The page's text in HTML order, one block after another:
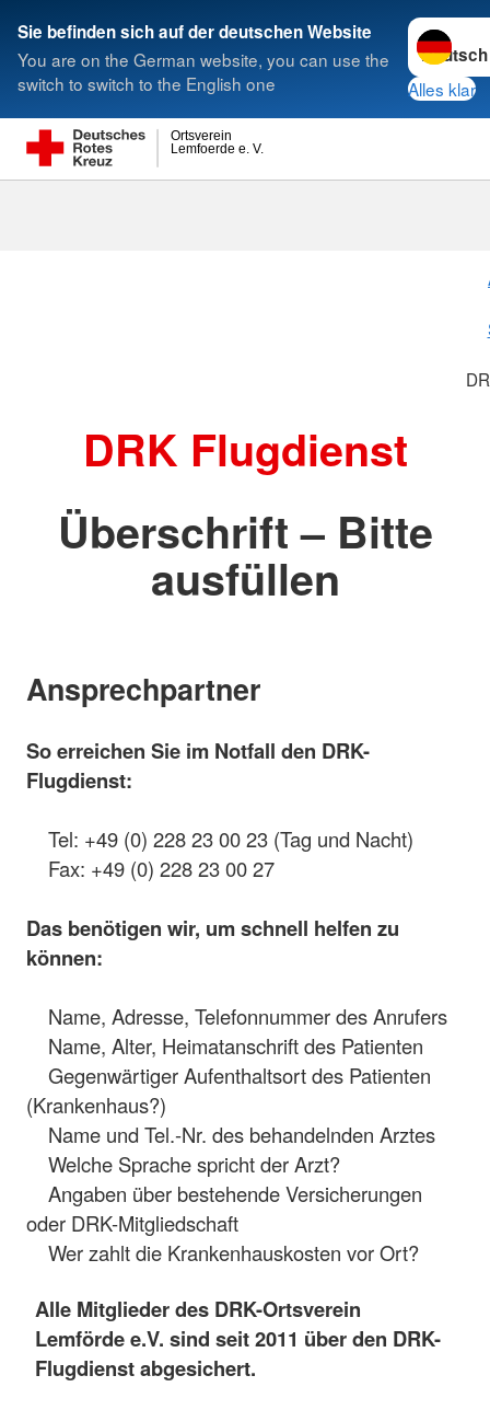
Sie befinden sich auf der deutschen Website
You are on the German website, you can use the
switch to switch to the English one
Sprache
Alles klar
Lemfoerde e. V.
Ortsverein
Suche
DRK Flugdienst
Überschrift – Bitte
ausfüllen
Ansprechpartner
So erreichen Sie im Notfall den DRK-
Flugdienst:
Tel: +49 (0) 228 23 00 23 (Tag und Nacht)
Fax: +49 (0) 228 23 00 27
Das benötigen wir, um schnell helfen zu
können:
Name, Adresse, Telefonnummer des Anrufers
Name, Alter, Heimatanschrift des Patienten
Gegenwärtiger Aufenthaltsort des Patienten
(Krankenhaus?)
Name und Tel.-Nr. des behandelnden Arztes
Welche Sprache spricht der Arzt?
Angaben über bestehende Versicherungen
oder DRK-Mitgliedschaft
Wer zahlt die Krankenhauskosten vor Ort?
Alle Mitglieder des DRK-Ortsverein
Lemförde e.V. sind seit 2011 über den DRK-
Flugdienst abgesichert.